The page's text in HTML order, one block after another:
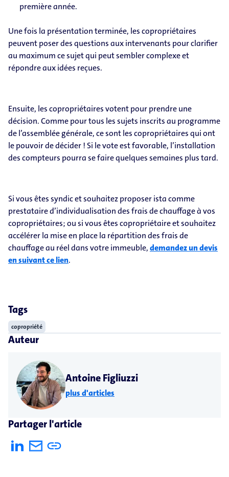
première année.
Une fois la présentation terminée, les copropriétaires
peuvent poser des questions aux intervenants pour clarifier
au maximum ce sujet qui peut sembler complexe et
répondre aux idées reçues.
Ensuite, les copropriétaires votent pour prendre une
décision. Comme pour tous les sujets inscrits au programme
de l’assemblée générale, ce sont les copropriétaires qui ont
le pouvoir de décider ! Si le vote est favorable, l’installation
des compteurs pourra se faire quelques semaines plus tard.
Si vous êtes syndic et souhaitez proposer ista comme
prestataire d’individualisation des frais de chauffage à vos
copropriétaires; ou si vous êtes copropriétaire et souhaitez
accélérer la mise en place la répartition des frais de
chauffage au réel dans votre immeuble,demandez un devis
en suivant ce lien.
Tags
copropriété
Auteur
Antoine Figliuzzi
plus d'articles
Partager l'article